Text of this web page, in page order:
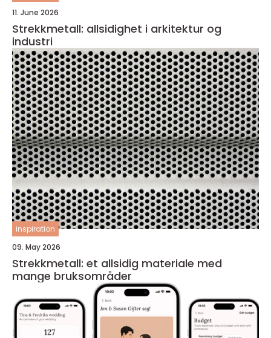
11. June 2026
Strekkmetall: allsidighet i arkitektur og
industri
inspiration
09. May 2026
Strekkmetall: et allsidig materiale med
mange bruksområder